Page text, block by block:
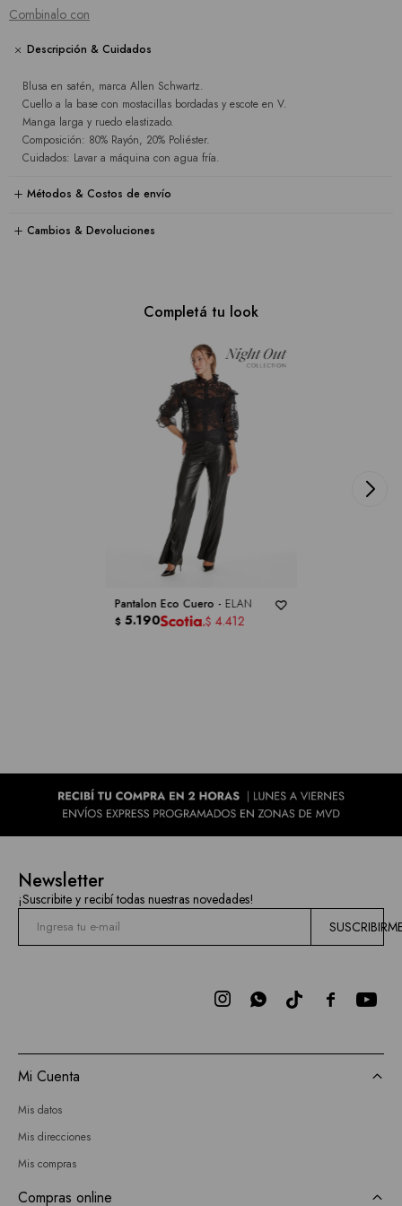
Combinalo con
Descripción & Cuidados
Blusa en satén, marca Allen Schwartz.
Cuello a la base con mostacillas bordadas y escote en V.
Manga larga y ruedo elastizado.
Composición: 80% Rayón, 20% Poliéster.
Cuidados: Lavar a máquina con agua fría.
Métodos & Costos de envío
Cambios & Devoluciones
Completá tu look
Pantalon Eco Cuero - ELAN
$ 5.190 $ 4.412
Newsletter
¡Suscribite y recibí todas nuestras novedades!

 
Mi Cuenta
Mis datos
Mis direcciones
Mis compras
Compras online